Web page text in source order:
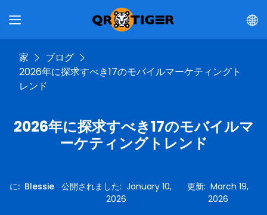
家
ブログ
2026年に探求すべき17のモバイルマーケティングト
レンド
2026年に探求すべき17のモバイルマ
ーケティングトレンド
に: Blessie 公開されました: January 10,
2026
更新:March 19,
2026